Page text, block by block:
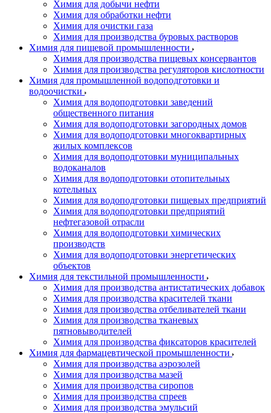
Химия для добычи нефти
Химия для обработки нефти
Химия для очистки газа
Химия для производства буровых растворов
Химия для пищевой промышленности
Химия для производства пищевых консервантов
Химия для производства регуляторов кислотности
Химия для промышленной водоподготовки и
водоочистки
Химия для водоподготовки заведений
общественного питания
Химия для водоподготовки загородных домов
Химия для водоподготовки многоквартирных
жилых комплексов
Химия для водоподготовки муниципальных
водоканалов
Химия для водоподготовки отопительных
котельных
Химия для водоподготовки пищевых предприятий
Химия для водоподготовки предприятий
нефтегазовой отрасли
Химия для водоподготовки химических
производств
Химия для водоподготовки энергетических
объектов
Химия для текстильной промышленности
Химия для производства антистатических добавок
Химия для производства красителей ткани
Химия для производства отбеливателей ткани
Химия для производства тканевых
пятновыводителей
Химия для производства фиксаторов красителей
Химия для фармацевтической промышленности
Химия для производства аэрозолей
Химия для производства мазей
Химия для производства сиропов
Химия для производства спреев
Химия для производства эмульсий